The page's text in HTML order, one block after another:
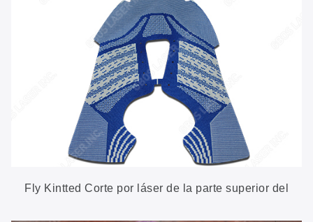
Fly Kintted Corte por láser de la parte superior del